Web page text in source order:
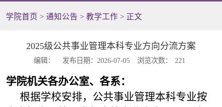
学院首页 > 通知公告 > 教学工作 > 正文
2025级公共事业管理本科专业方向分流方案
编辑： 发布日期：2026-07-05 浏览次数： 221
学院机关各办公室、各系：
根据学校安排，公共事业管理本科专业按